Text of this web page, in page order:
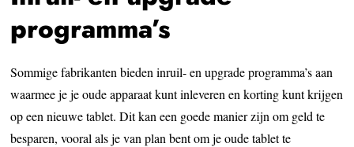
programma’s
Sommige fabrikanten bieden inruil- en upgrade programma’s aan
waarmee je je oude apparaat kunt inleveren en korting kunt krijgen
op een nieuwe tablet. Dit kan een goede manier zijn om geld te
besparen, vooral als je van plan bent om je oude tablet te